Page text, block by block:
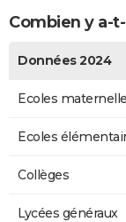
Combien y a-
Données 2024
Ecoles
Ecoles
Collèges
Lycées généraux